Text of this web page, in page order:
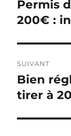
v
i
g
a
P
u
l
i
c
t
i
Permis
200€ :
SUIVANT
P
u
l
Bien
tirer à